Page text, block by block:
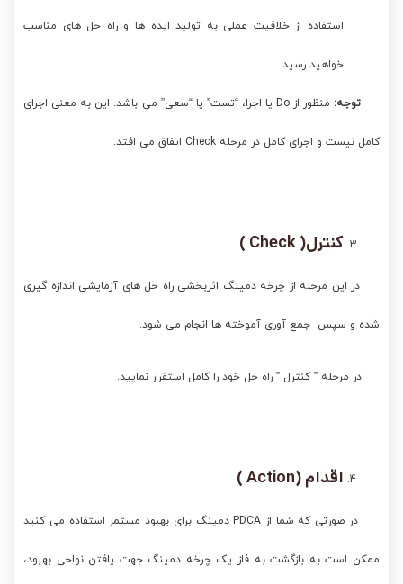
استفاده از خلاقیت عملی به تولید ایده ها و راه حل های مناسب
خواهید رسید.
توجه: منظور از Do یا اجرا، “تست” یا “سعی” می باشد. این به معنی اجرای
کامل نیست و اجرای کامل در مرحله Check اتفاق می افتد.
کنترل(Check
)
در این مرحله از چرخه دمینگ اثربخشی راه حل های آزمایشی اندازه گیری
شده و سپس جمع آوری آموخته ها انجام می شود.
در مرحله ” کنترل ” راه حل خود را کامل استقرار نمایید.
اقدام (Action
)
در صورتی که شما از PDCA دمینگ برای بهبود مستمر استفاده می کنید
ممکن است به بازگشت به فاز یک چرخه دمینگ جهت یافتن نواحی بهبود،